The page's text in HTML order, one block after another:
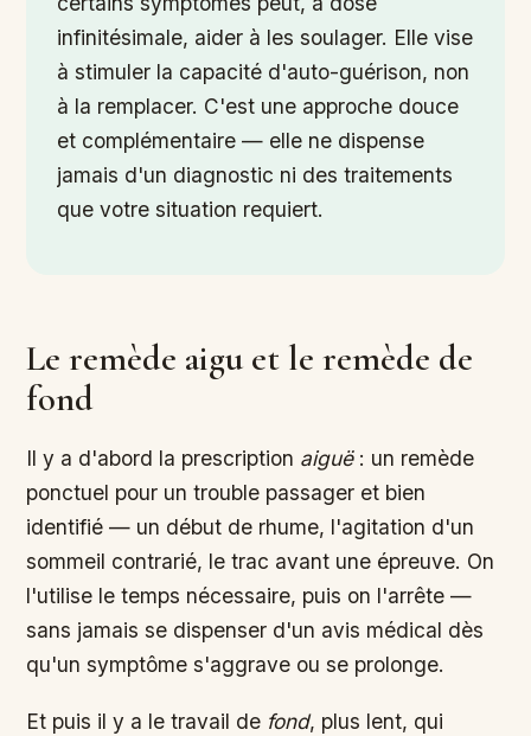
infinitésimale, aider à les soulager. Elle vise
à stimuler la capacité d'auto-guérison, non
à la remplacer. C'est une approche douce
et complémentaire — elle ne dispense
jamais d'un diagnostic ni des traitements
que votre situation requiert.
Le remède aigu et le remède de
fond
Il y a d'abord la prescription aiguë: un remède
ponctuel pour un trouble passager et bien
identifié — un début de rhume, l'agitation d'un
sommeil contrarié, le trac avant une épreuve. On
l'utilise le temps nécessaire, puis on l'arrête —
sans jamais se dispenser d'un avis médical dès
qu'un symptôme s'aggrave ou se prolonge.
Et puis il y a le travail de fond, plus lent, qui